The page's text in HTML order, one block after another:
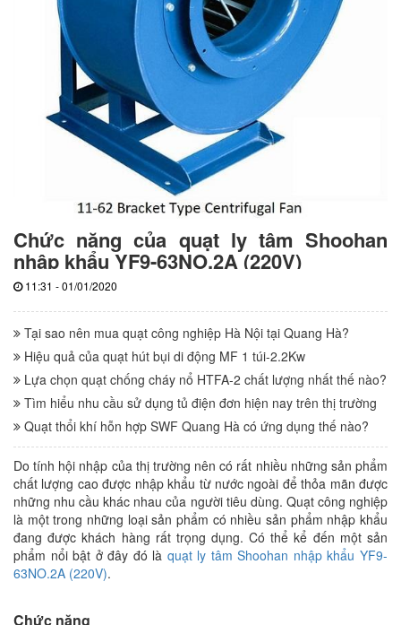
Chức năng của quạt ly tâm Shoohan
nhập khẩu YF9-63NO.2A (220V)
11:31 - 01/01/2020
Tại sao nên mua quạt công nghiệp Hà Nội tại Quang Hà?
Hiệu quả của quạt hút bụi di động MF 1 túi-2.2Kw
Lựa chọn quạt chống cháy nổ HTFA-2 chất lượng nhất thế nào?
Tìm hiểu nhu cầu sử dụng tủ điện đơn hiện nay trên thị trường
Quạt thổi khí hỗn hợp SWF Quang Hà có ứng dụng thế nào?
Do tính hội nhập của thị trường nên có rất nhiều những sản phẩm
chất lượng cao được nhập khẩu từ nước ngoài để thỏa mãn được
những nhu cầu khác nhau của người tiêu dùng. Quạt công nghiệp
là một trong những loại sản phẩm có nhiều sản phẩm nhập khẩu
đang được khách hàng rất trọng dụng. Có thể kể đến một sản
phẩm nổi bật ở đây đó là quạt ly tâm Shoohan nhập khẩu YF9-
63NO.2A (220V).
Chức năng